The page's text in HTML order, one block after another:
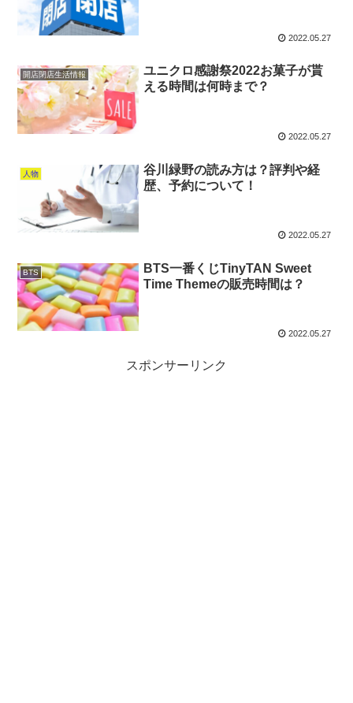
2022.05.27
開店閉店生活情報
ユニクロ感謝祭2022お菓子が貰
える時間は何時まで？
2022.05.27
人物
谷川緑野の読み方は？評判や経
歴、予約について！
2022.05.27
BTS
BTS一番くじTinyTAN Sweet
Time Themeの販売時間は？
2022.05.27
スポンサーリンク